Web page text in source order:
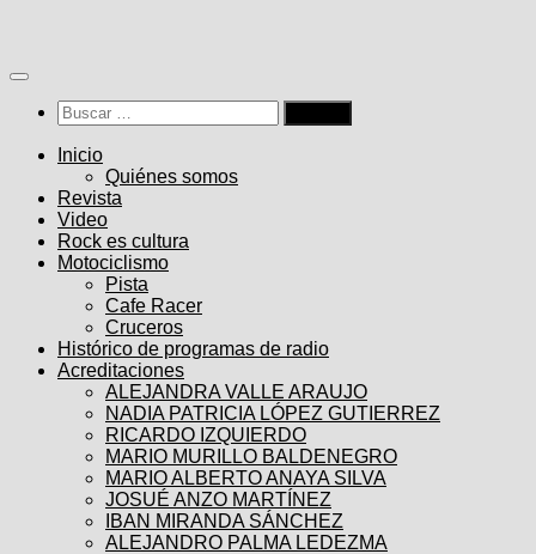
contenido
Buscar:
Inicio
Quiénes somos
Revista
Video
Rock es cultura
Motociclismo
Pista
Cafe Racer
Cruceros
Histórico de programas de radio
Acreditaciones
ALEJANDRA VALLE ARAUJO
NADIA PATRICIA LÓPEZ GUTIERREZ
RICARDO IZQUIERDO
MARIO MURILLO BALDENEGRO
MARIO ALBERTO ANAYA SILVA
JOSUÉ ANZO MARTÍNEZ
IBAN MIRANDA SÁNCHEZ
ALEJANDRO PALMA LEDEZMA